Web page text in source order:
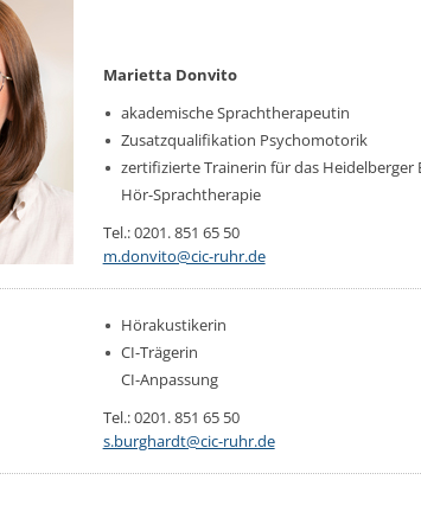
Ma­ri­et­ta Donvito
aka­de­mi­sche Sprachthe­ra­peu­tin
Zu­satz­qua­li­fi­ka­ti­on Psy­cho­mo­to­rik
zer­ti­fi­zier­te Trai­ne­rin für das Hei­del­ber­ger
Hör-Sprachthe­ra­pie
Tel.: 0201. 851 65 50
m.​donvito@​cic-ruhr.​de
Sophia Burg­hardt
Hör­akus­ti­ke­rin
CI-Trä­ge­rin
CI-An­pas­sung
Tel.: 0201. 851 65 50
s.​burghardt@​cic-ruhr.​de